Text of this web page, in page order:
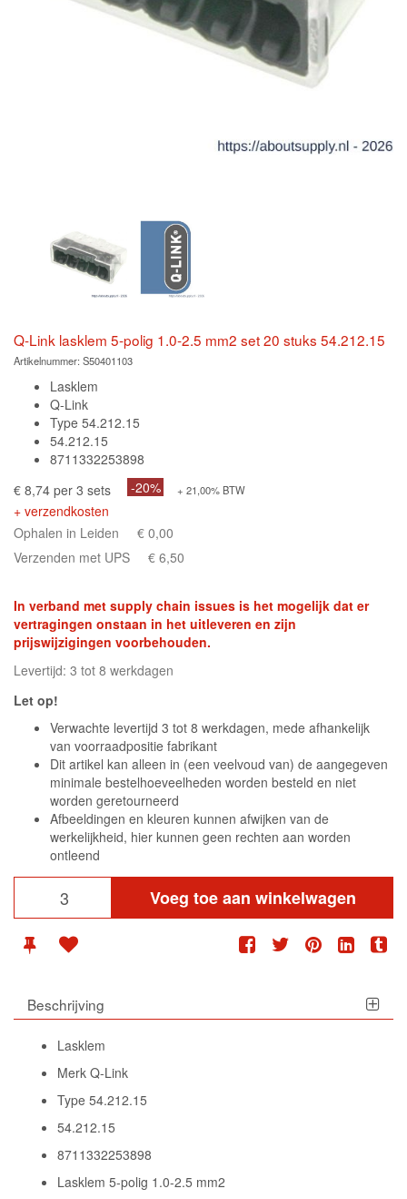
Q-Link lasklem 5-polig 1.0-2.5 mm2 set 20 stuks 54.212.15
Artikelnummer: S50401103
Lasklem
Q-Link
Type 54.212.15
54.212.15
8711332253898
€ 8,74 per 3 sets
-20% + 21,00% BTW
+ verzendkosten
Ophalen in Leiden
€ 0,00
Verzenden met UPS
€ 6,50
In verband met supply chain issues is het mogelijk dat er
vertragingen onstaan in het uitleveren en zijn
prijswijzigingen voorbehouden.
Levertijd: 3 tot 8 werkdagen
Let op!
Verwachte levertijd 3 tot 8 werkdagen, mede afhankelijk
van voorraadpositie fabrikant
Dit artikel kan alleen in (een veelvoud van) de aangegeven
minimale bestelhoeveelheden worden besteld en niet
worden geretourneerd
Afbeeldingen en kleuren kunnen afwijken van de
werkelijkheid, hier kunnen geen rechten aan worden
ontleend
Voeg toe aan winkelwagen
Beschrijving
Lasklem
Merk Q-Link
Type 54.212.15
54.212.15
8711332253898
Lasklem 5-polig 1.0-2.5 mm2